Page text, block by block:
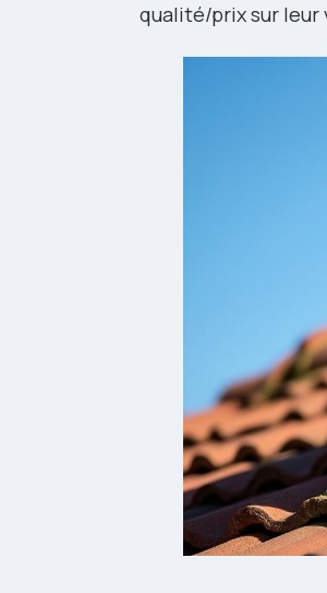
qualité/prix sur leur